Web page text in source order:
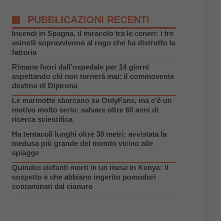
PUBBLICAZIONI RECENTI
Incendi in Spagna, il miracolo tra le ceneri: i tre
asinelli sopravvivono al rogo che ha distrutto la
fattoria
Rimane fuori dall’ospedale per 14 giorni
aspettando chi non tornerà mai: il commovente
destino di Dipirona
Le marmotte sbarcano su OnlyFans, ma c’è un
motivo molto serio: salvare oltre 60 anni di
ricerca scientifica
Ha tentacoli lunghi oltre 30 metri: avvistata la
medusa più grande del mondo vicino alle
spiagge
Quindici elefanti morti in un mese in Kenya: il
sospetto è che abbiano ingerito pomodori
contaminati dal cianuro